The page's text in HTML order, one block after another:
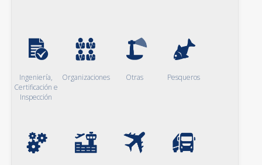
Ingeniería,
Certificación e
Inspección
Organizaciones Otras Pesqueros